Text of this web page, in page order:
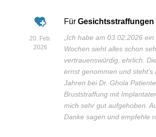
20. Feb.
2026
Für Gesichtsstraffungen
Ich habe am 03.02.2026
Wochen sieht alles schon
vertrauenswürdig, ehrlich.
ernst genommen und steht's
Jahren bei Dr. Ghola
Bruststraffung mit
mich sehr gut aufgehoben.
Danke sagen und empfehle